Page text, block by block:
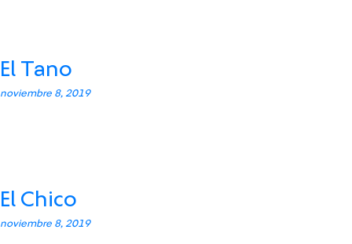
El Tano
noviembre 8, 2019
El Chico
noviembre 8, 2019